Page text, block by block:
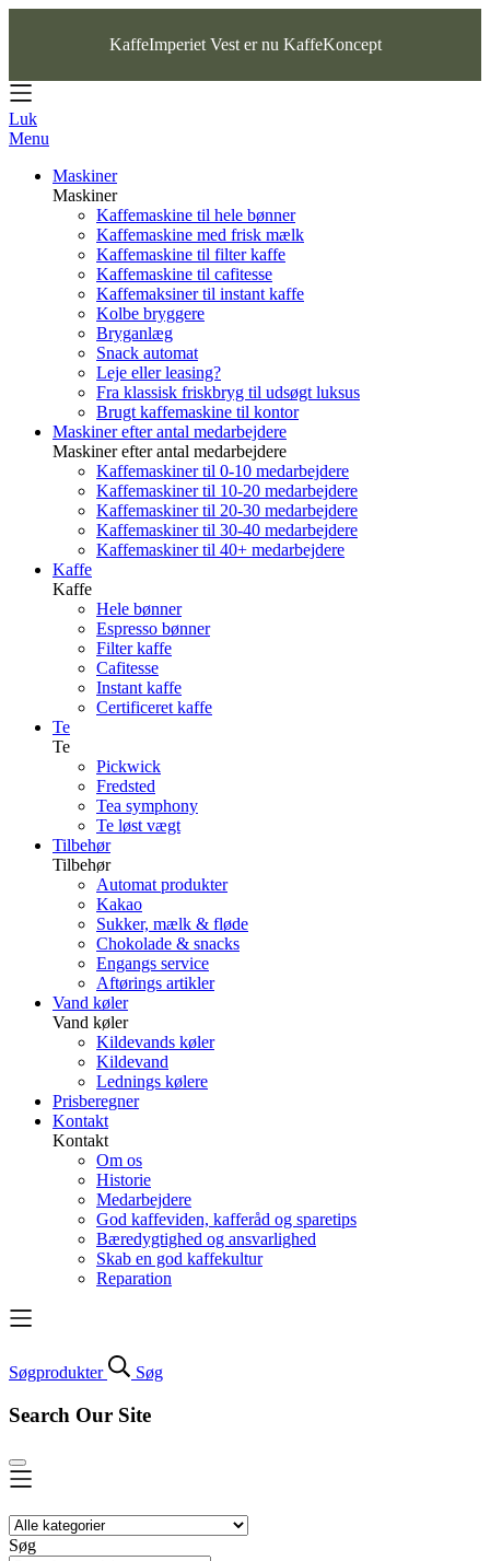
KaffeImperiet Vest er nu KaffeKoncept
Luk
Menu
Maskiner
Maskiner
Kaffemaskine til hele bønner
Kaffemaskine med frisk mælk
Kaffemaskine til filter kaffe
Kaffemaskine til cafitesse
Kaffemaksiner til instant kaffe
Kolbe bryggere
Bryganlæg
Snack automat
Leje eller leasing?
Fra klassisk friskbryg til udsøgt luksus
Brugt kaffemaskine til kontor
Maskiner efter antal medarbejdere
Maskiner efter antal medarbejdere
Kaffemaskiner til 0-10 medarbejdere
Kaffemaskiner til 10-20 medarbejdere
Kaffemaskiner til 20-30 medarbejdere
Kaffemaskiner til 30-40 medarbejdere
Kaffemaskiner til 40+ medarbejdere
Kaffe
Kaffe
Hele bønner
Espresso bønner
Filter kaffe
Cafitesse
Instant kaffe
Certificeret kaffe
Te
Te
Pickwick
Fredsted
Tea symphony
Te løst vægt
Tilbehør
Tilbehør
Automat produkter
Kakao
Sukker, mælk & fløde
Chokolade & snacks
Engangs service
Aftørings artikler
Vand køler
Vand køler
Kildevands køler
Kildevand
Lednings kølere
Prisberegner
Kontakt
Kontakt
Om os
Historie
Medarbejdere
God kaffeviden, kafferåd og sparetips
Bæredygtighed og ansvarlighed
Skab en god kaffekultur
Reparation
Søgprodukter Søg
Search Our Site
Søg